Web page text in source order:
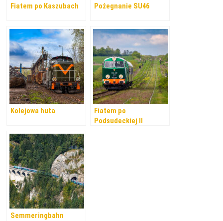
Fiatem po Kaszubach Pożegnanie SU46
Kolejowa huta
Fiatem po
Podsudeckiej II
Semmeringbahn